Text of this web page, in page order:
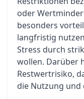
oder
besonders
langfristig
Stress durch
wollen. Darüber
Restwertrisiko,
die Nutzung